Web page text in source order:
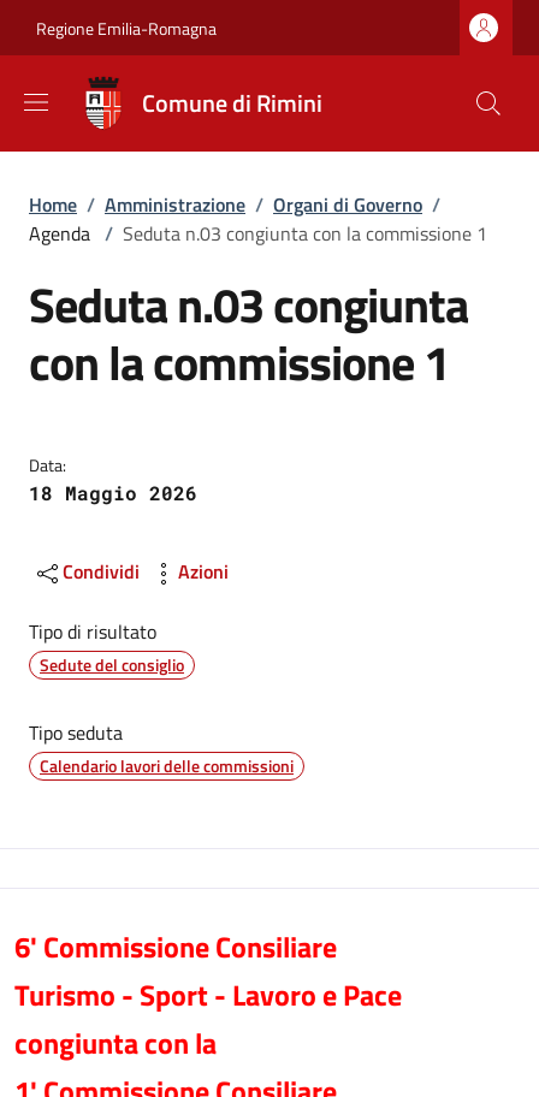
Regione Emilia-Romagna
Comune di Rimini
Briciole di pane
Home / Amministrazione / Organi di Governo /
Agenda / Seduta n.03 congiunta con la commissione 1
Seduta n.03 congiunta
con la commissione 1
Data:
18 Maggio 2026
Condividi Azioni
Tipo di risultato
Sedute del consiglio
Tipo seduta
Calendario lavori delle commissioni
6' Commissione Consiliare
Turismo - Sport - Lavoro e Pace
congiunta con la